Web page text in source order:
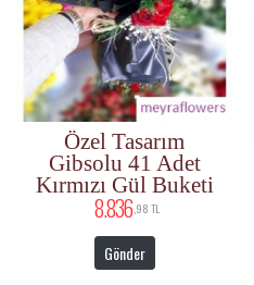
Özel Tasarım
Gibsolu 41 Adet
Kırmızı Gül Buketi
8.836 ,98 TL
Gönder